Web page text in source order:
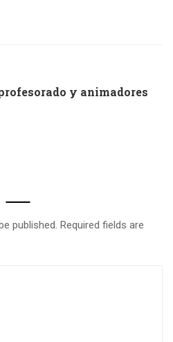
y animadores
published. Required fields are